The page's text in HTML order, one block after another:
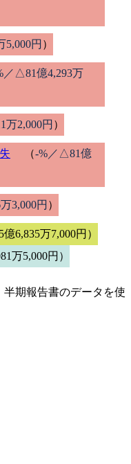
5,000円 ）
／△81億4,293万
万2,000円 ）
（-%／△81億
3,000円 ）
億6,835万7,000円）
万5,000円）
期報告書のデータを使